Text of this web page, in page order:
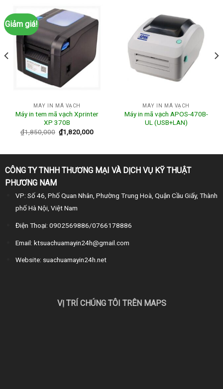
Giảm giá!
MÁY IN MÃ VẠCH
Máy in tem mã vạch Xprinter
XP 370B
₫1,850,000 ₫1,820,000
MÁY IN MÃ VẠCH
Máy in mã vạch APOS-470B-
UL (USB+LAN)
CÔNG TY TNHH THƯƠNG MẠI VÀ DỊCH VỤ KỸ THUẬT
PHƯƠNG NAM
VP: Số 46, Phố Quan Nhân, Phường Trung Hoà, Quận Cầu Giấy, Thành
phố Hà Nội, Việt Nam
Điện Thoại: 0902569886/0766178886
Email: ktsuachuamayin24h@gmail.com
Website: suachuamayin24h.net
VỊ TRÍ CHÚNG TÔI TRÊN MAPS